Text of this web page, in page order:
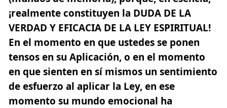
¡realmente constituyen la DUDA DE LA
VERDAD Y EFICACIA DE LA LEY ESPIRITUAL!
En el momento en que ustedes se ponen
tensos en su Aplicación, o en el momento
en que sienten en sí mismos un sentimiento
de esfuerzo al aplicar la Ley, en ese
momento su mundo emocional ha